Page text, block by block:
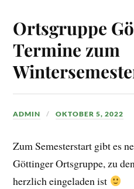
Ortsgruppe
Termine zum
ADMIN OKTOBER 5, 2022
Zum Semesterstart gibt es
Göttinger Ortsgruppe, zu
herzlich eingeladen ist